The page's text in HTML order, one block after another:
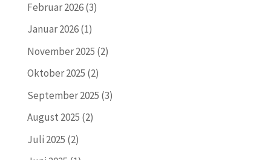
Februar 2026(3)
Januar 2026(1)
November 2025 (2)
Oktober 2025 (2)
September 2025 (3)
August 2025 (2)
Juli 2025 (2)